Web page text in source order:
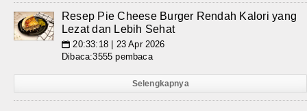
Resep Pie Cheese Burger Rendah Kalori yang
Lezat dan Lebih Sehat
📅 20:33:18 | 23 Apr 2026
Dibaca:3555 pembaca
Selengkapnya